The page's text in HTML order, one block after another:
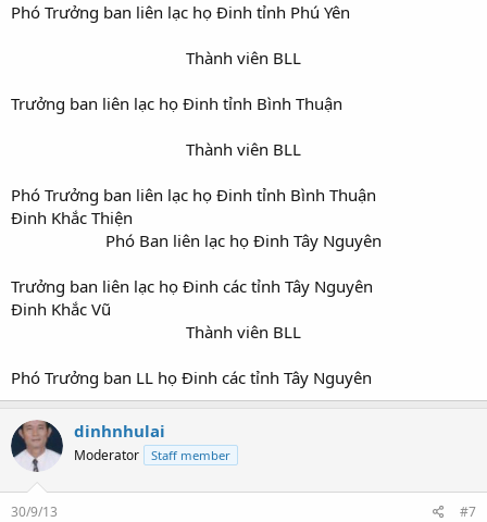
Phó Trưởng ban liên lạc họ Đinh tỉnh Phú Yên
Thành viên BLL​
Trưởng ban liên lạc họ Đinh tỉnh Bình Thuận
Thành viên BLL​
Phó Trưởng ban liên lạc họ Đinh tỉnh Bình Thuận
Đinh Khắc Thiện
Phó Ban liên lạc họ Đinh Tây Nguyên​
Trưởng ban liên lạc họ Đinh các tỉnh Tây Nguyên
Đinh Khắc Vũ
Thành viên BLL​
Phó Trưởng ban LL họ Đinh các tỉnh Tây Nguyên
dinhnhulai
Moderator Staff member
30/9/13 #7